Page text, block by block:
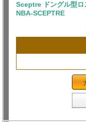
Sceptre ドングル型
NBA-SCEPTRE